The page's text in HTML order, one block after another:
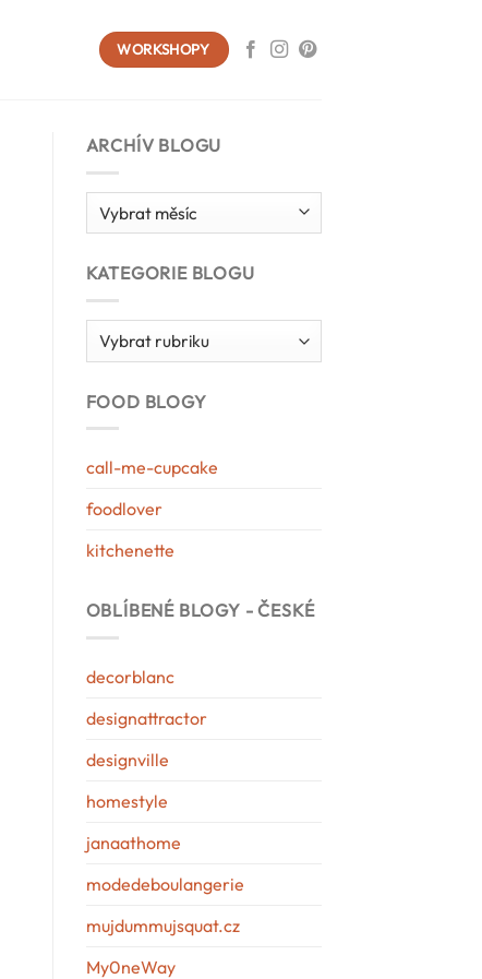
WORKSHOPY
ARCHÍV BLOGU
blogu
KATEGORIE BLOGU
Kategorie
blogu
FOOD BLOGY
call-me-cupcake
foodlover
kitchenette
OBLÍBENÉ BLOGY - ČESKÉ
decorblanc
designattractor
designville
homestyle
janaathome
modedeboulangerie
mujdummujsquat.cz
My0neWay